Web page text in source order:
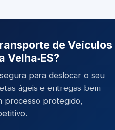
de Veículos
Velha‑ES?
para deslocar o seu
ágeis e entregas bem
processo protegido,